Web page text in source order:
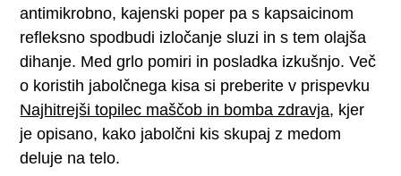
antimikrobno, kajenski poper pa s kapsaicinom
refleksno spodbudi izločanje sluzi in s tem olajša
dihanje. Med grlo pomiri in posladka izkušnjo. Več
o koristih jabolčnega kisa si preberite v prispevku
Najhitrejši topilec maščob in bomba zdravja, kjer
je opisano, kako jabolčni kis skupaj z medom
deluje na telo.